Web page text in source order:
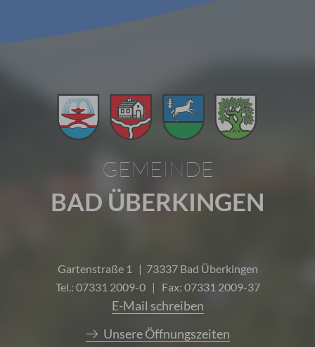
GEMEINDE
BAD ÜBERKINGEN
Gartenstraße 1 | 73337 Bad Überkingen
Tel.: 07331 2009-0 | Fax: 07331 2009-37
E-Mail schreiben
Unsere Öffnungszeiten